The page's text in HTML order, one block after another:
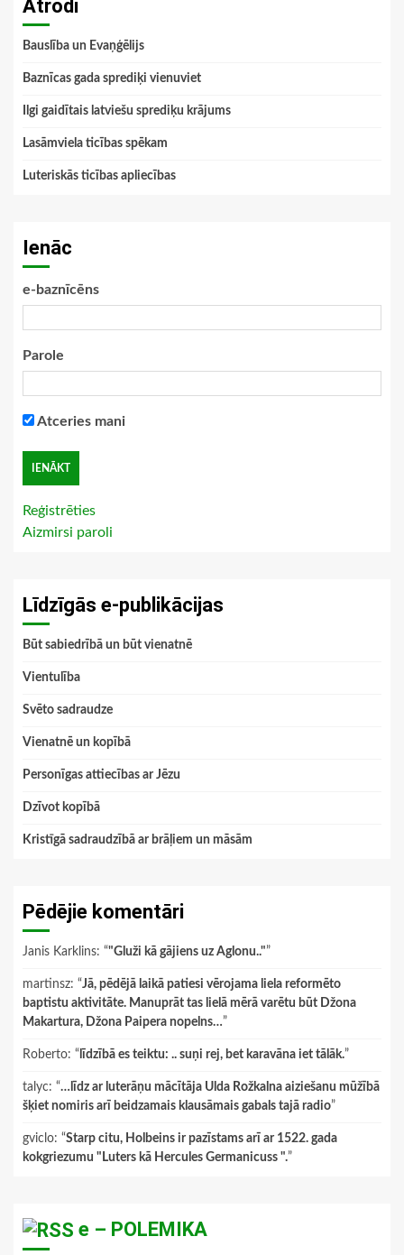
Atrodi
Bauslība un Evaņģēlijs
Baznīcas gada sprediķi vienuviet
Ilgi gaidītais latviešu sprediķu krājums
Lasāmviela ticības spēkam
Luteriskās ticības apliecības
Ienāc
e-baznīcēns
Parole
Atceries mani
Reģistrēties
Aizmirsi paroli
Līdzīgās e-publikācijas
Būt sabiedrībā un būt vienatnē
Vientulība
Svēto sadraudze
Vienatnē un kopībā
Personīgas attiecības ar Jēzu
Dzīvot kopībā
Kristīgā sadraudzībā ar brāļiem un māsām
Pēdējie komentāri
Janis Karklins: “"Gluži kā gājiens uz Aglonu.."”
martinsz: “Jā, pēdējā laikā patiesi vērojama liela reformēto
baptistu aktivitāte. Manuprāt tas lielā mērā varētu būt Džona
Makartura, Džona Paipera nopelns…”
Roberto: “ līdzībā es teiktu: .. suņi rej, bet karavāna iet tālāk.”
talyc: “…līdz ar luterāņu mācītāja Ulda Rožkalna aiziešanu mūžībā
šķiet nomiris arī beidzamais klausāmais gabals tajā radio”
gviclo: “Starp citu, Holbeins ir pazīstams arī ar 1522. gada
kokgriezumu "Luters kā Hercules Germanicuss ".”
e – POLEMIKA